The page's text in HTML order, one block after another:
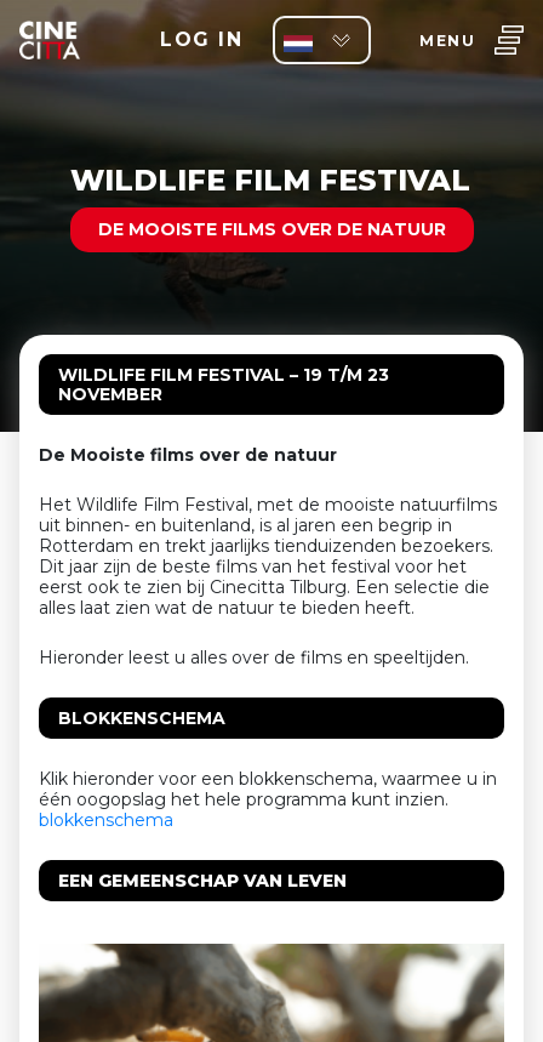
LOG IN MENU
WILDLIFE FILM FESTIVAL
DE MOOISTE FILMS OVER DE NATUUR
WILDLIFE FILM FESTIVAL – 19 T/M 23
NOVEMBER
De Mooiste films over de natuur
Het Wildlife Film Festival, met de mooiste natuurfilms
uit binnen- en buitenland, is al jaren een begrip in
Rotterdam en trekt jaarlijks tienduizenden bezoekers.
Dit jaar zijn de beste films van het festival voor het
eerst ook te zien bij Cinecitta Tilburg. Een selectie die
alles laat zien wat de natuur te bieden heeft.
Hieronder leest u alles over de films en speeltijden.
BLOKKENSCHEMA
Klik hieronder voor een blokkenschema, waarmee u in
één oogopslag het hele programma kunt inzien.
blokkenschema
EEN GEMEENSCHAP VAN LEVEN